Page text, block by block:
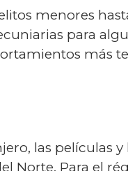
menores
para
más
las películas
Norte. Para el